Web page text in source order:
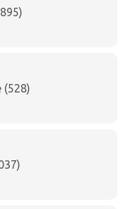
(528)